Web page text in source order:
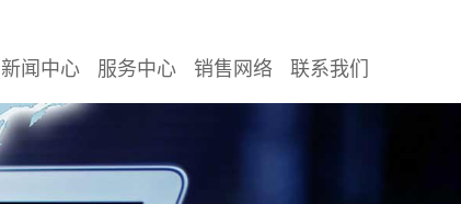
新闻中心 服务中心 销售网络 联系我们